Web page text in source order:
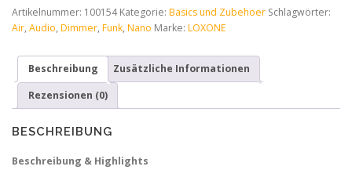
Nano
Weiß
Artikelnummer: 100154 Kategorie: Basics und Zubehoer Schlagwörter:
Air, Audio, Dimmer, Funk, Nano Marke: LOXONE
Beschreibung Zusätzliche Informationen
Rezensionen (0)
BESCHREIBUNG
Beschreibung & Highlights